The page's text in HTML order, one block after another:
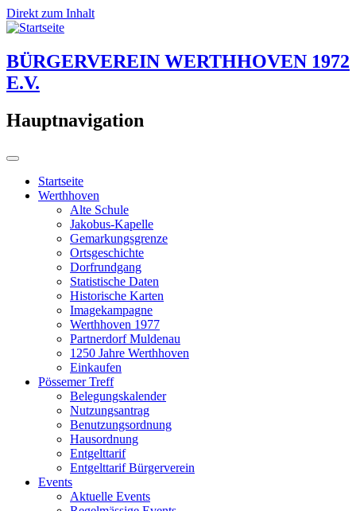
Direkt zum Inhalt
BÜRGERVEREIN WERTHHOVEN 1972
E.V.
Hauptnavigation
Startseite
Werthhoven
Alte Schule
Jakobus-Kapelle
Gemarkungsgrenze
Ortsgeschichte
Dorfrundgang
Statistische Daten
Historische Karten
Imagekampagne
Werthhoven 1977
Partnerdorf Muldenau
1250 Jahre Werthhoven
Einkaufen
Pössemer Treff
Belegungskalender
Nutzungsantrag
Benutzungsordnung
Hausordnung
Entgelttarif
Entgelttarif Bürgerverein
Events
Aktuelle Events